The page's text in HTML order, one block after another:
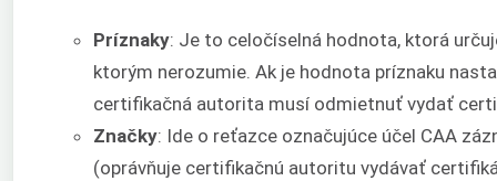
Príznaky: Je to celočíselná hodnota, ktorá
ktorým nerozumie. Ak je hodnota príznaku
certifikačná autorita musí odmietnuť vydať
Značky: Ide o reťazce označujúce účel CAA
(oprávňuje certifikačnú autoritu vydávať